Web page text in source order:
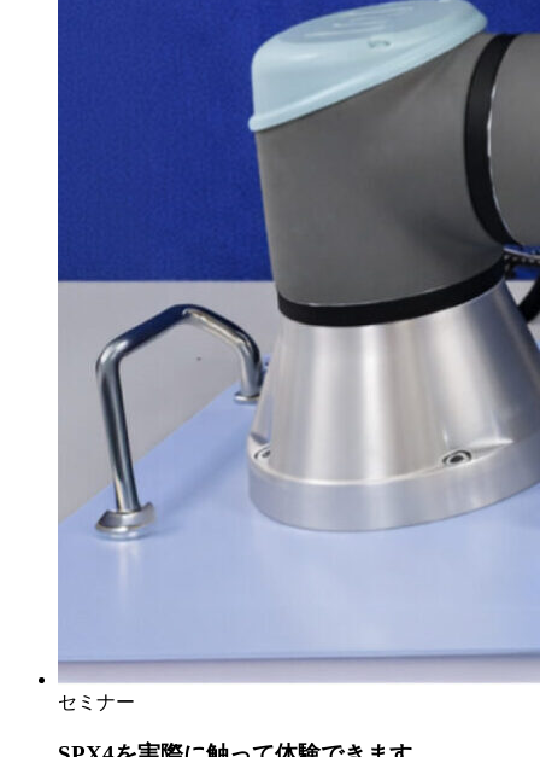
セミナー